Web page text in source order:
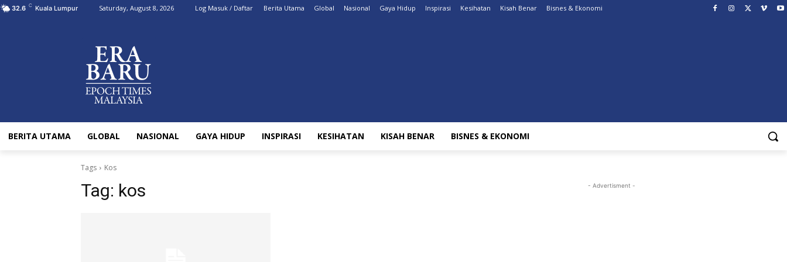
32.6 C Kuala Lumpur Saturday, August 8, 2026 Log Masuk / Daftar Berita Utama Global Nasional Gaya Hidup Inspirasi Kesihatan Kisah Benar Bisnes & Ekonomi
BERITA UTAMA GLOBAL NASIONAL GAYA HIDUP INSPIRASI KESIHATAN KISAH BENAR BISNES & EKONOMI
Tags Kos
Tag: kos - Advertisment -